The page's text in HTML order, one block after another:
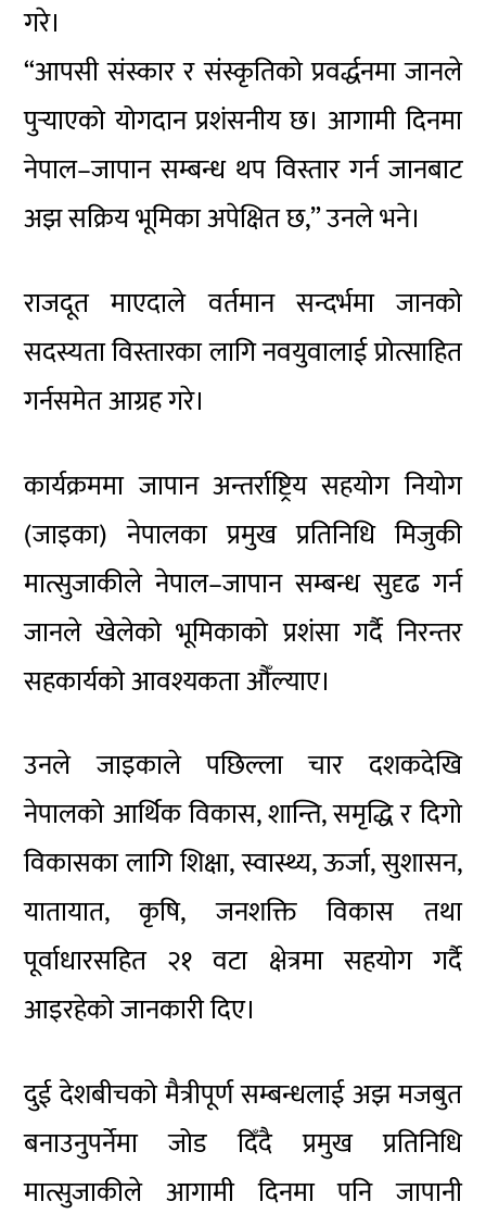
गरे।
“आपसी संस्कार र संस्कृतिको प्रवर्द्धनमा जानले
पुर्‍याएको योगदान प्रशंसनीय छ। आगामी दिनमा
नेपाल–जापान सम्बन्ध थप विस्तार गर्न जानबाट
अझ सक्रिय भूमिका अपेक्षित छ,” उनले भने।
राजदूत माएदाले वर्तमान सन्दर्भमा जानको
सदस्यता विस्तारका लागि नवयुवालाई प्रोत्साहित
गर्नसमेत आग्रह गरे।
कार्यक्रममा जापान अन्तर्राष्ट्रिय सहयोग नियोग
(जाइका) नेपालका प्रमुख प्रतिनिधि मिजुकी
मात्सुजाकीले नेपाल–जापान सम्बन्ध सुदृढ गर्न
जानले खेलेको भूमिकाको प्रशंसा गर्दै निरन्तर
सहकार्यको आवश्यकता औँल्याए।
उनले जाइकाले पछिल्ला चार दशकदेखि
नेपालको आर्थिक विकास, शान्ति, समृद्धि र दिगो
विकासका लागि शिक्षा, स्वास्थ्य, ऊर्जा, सुशासन,
यातायात, कृषि, जनशक्ति विकास तथा
पूर्वाधारसहित २१ वटा क्षेत्रमा सहयोग गर्दै
आइरहेको जानकारी दिए।
दुई देशबीचको मैत्रीपूर्ण सम्बन्धलाई अझ मजबुत
बनाउनुपर्नेमा जोड दिँदै प्रमुख प्रतिनिधि
मात्सुजाकीले आगामी दिनमा पनि जापानी